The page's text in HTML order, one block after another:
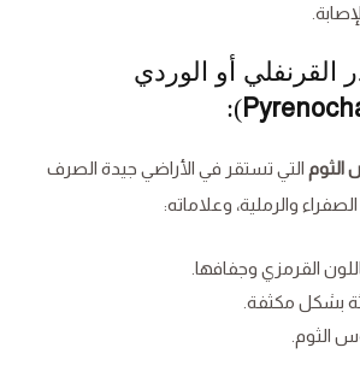
أو الوردي
):
الثوم التي تستقر في الأراضي جيدة الصرف
والرملية، وعلاماته:
القرمزي وجفافها.
بشكل مكثفة.
الثوم.